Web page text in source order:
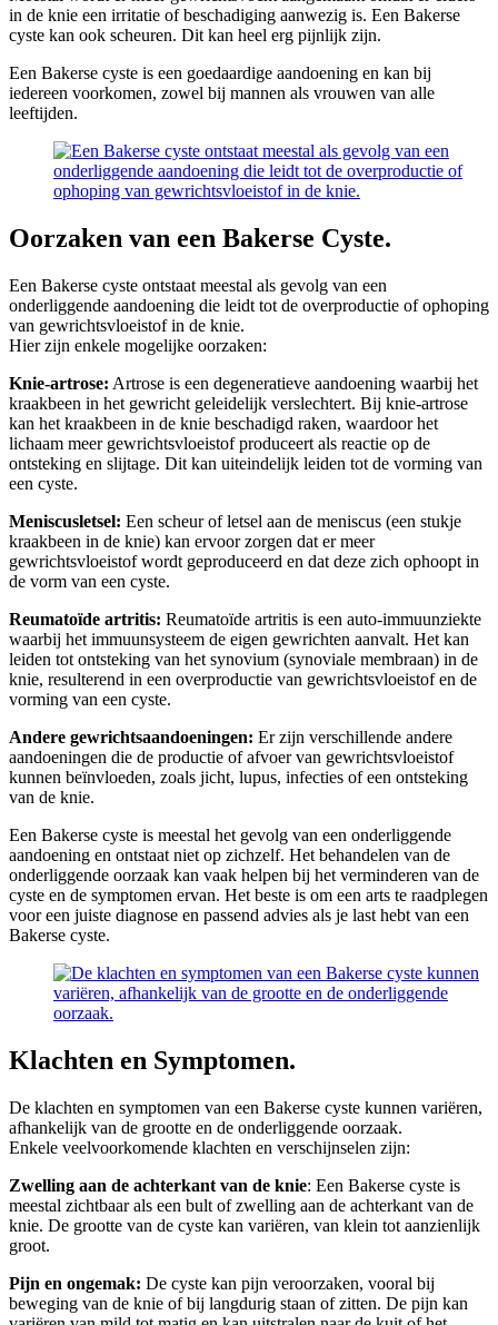
in de knie een irritatie of beschadiging aanwezig is. Een Bakerse
cyste kan ook scheuren. Dit kan heel erg pijnlijk zijn.
Een Bakerse cyste is een goedaardige aandoening en kan bij
iedereen voorkomen, zowel bij mannen als vrouwen van alle
leeftijden.
Oorzaken van een Bakerse Cyste.
Een Bakerse cyste ontstaat meestal als gevolg van een
onderliggende aandoening die leidt tot de overproductie of ophoping
van gewrichtsvloeistof in de knie.
Hier zijn enkele mogelijke oorzaken:
Knie-artrose: Artrose is een degeneratieve aandoening waarbij het
kraakbeen in het gewricht geleidelijk verslechtert. Bij knie-artrose
kan het kraakbeen in de knie beschadigd raken, waardoor het
lichaam meer gewrichtsvloeistof produceert als reactie op de
ontsteking en slijtage. Dit kan uiteindelijk leiden tot de vorming van
een cyste.
Meniscusletsel: Een scheur of letsel aan de meniscus (een stukje
kraakbeen in de knie) kan ervoor zorgen dat er meer
gewrichtsvloeistof wordt geproduceerd en dat deze zich ophoopt in
de vorm van een cyste.
Reumatoïde artritis: Reumatoïde artritis is een auto-immuunziekte
waarbij het immuunsysteem de eigen gewrichten aanvalt. Het kan
leiden tot ontsteking van het synovium (synoviale membraan) in de
knie, resulterend in een overproductie van gewrichtsvloeistof en de
vorming van een cyste.
Andere gewrichtsaandoeningen: Er zijn verschillende andere
aandoeningen die de productie of afvoer van gewrichtsvloeistof
kunnen beïnvloeden, zoals jicht, lupus, infecties of een ontsteking
van de knie.
Een Bakerse cyste is meestal het gevolg van een onderliggende
aandoening en ontstaat niet op zichzelf. Het behandelen van de
onderliggende oorzaak kan vaak helpen bij het verminderen van de
cyste en de symptomen ervan. Het beste is om een arts te raadplegen
voor een juiste diagnose en passend advies als je last hebt van een
Bakerse cyste.
Klachten en Symptomen.
De klachten en symptomen van een Bakerse cyste kunnen variëren,
afhankelijk van de grootte en de onderliggende oorzaak.
Enkele veelvoorkomende klachten en verschijnselen zijn:
Zwelling aan de achterkant van de knie: Een Bakerse cyste is
meestal zichtbaar als een bult of zwelling aan de achterkant van de
knie. De grootte van de cyste kan variëren, van klein tot aanzienlijk
groot.
Pijn en ongemak: De cyste kan pijn veroorzaken, vooral bij
beweging van de knie of bij langdurig staan of zitten. De pijn kan